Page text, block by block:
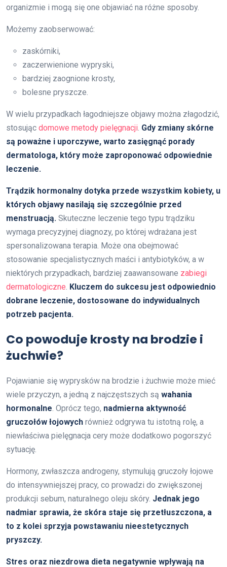
organizmie i mogą się one objawiać na różne sposoby.
Możemy zaobserwować:
zaskórniki,
zaczerwienione wypryski,
bardziej zaognione krosty,
bolesne pryszcze.
W wielu przypadkach łagodniejsze objawy można złagodzić,
stosując domowe metody pielęgnacji. Gdy zmiany skórne
są poważne i uporczywe, warto zasięgnąć porady
dermatologa, który może zaproponować odpowiednie
leczenie.
Trądzik hormonalny dotyka przede wszystkim kobiety, u
których objawy nasilają się szczególnie przed
menstruacją. Skuteczne leczenie tego typu trądziku
wymaga precyzyjnej diagnozy, po której wdrażana jest
spersonalizowana terapia. Może ona obejmować
stosowanie specjalistycznych maści i antybiotyków, a w
niektórych przypadkach, bardziej zaawansowane zabiegi
dermatologiczne. Kluczem do sukcesu jest odpowiednio
dobrane leczenie, dostosowane do indywidualnych
potrzeb pacjenta.
Co powoduje krosty na brodzie i
żuchwie?
Pojawianie się wyprysków na brodzie i żuchwie może mieć
wiele przyczyn, a jedną z najczęstszych są wahania
hormonalne. Oprócz tego, nadmierna aktywność
gruczołów łojowych również odgrywa tu istotną rolę, a
niewłaściwa pielęgnacja cery może dodatkowo pogorszyć
sytuację.
Hormony, zwłaszcza androgeny, stymulują gruczoły łojowe
do intensywniejszej pracy, co prowadzi do zwiększonej
produkcji sebum, naturalnego oleju skóry. Jednak jego
nadmiar sprawia, że skóra staje się przetłuszczona, a
to z kolei sprzyja powstawaniu nieestetycznych
pryszczy.
Stres oraz niezdrowa dieta negatywnie wpływają na